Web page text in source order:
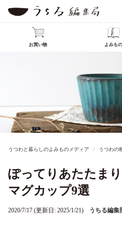
お買い物 よみもの
うつわと暮らしのよみものメディア うつわの
ぽってりあたたま
マグカップ9選
2020/7/17 (更新日: 2025/1/21) うちる編集